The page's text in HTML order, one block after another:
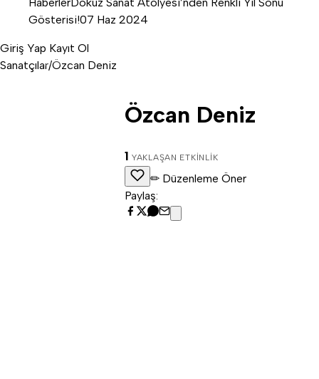
Gösterisi!07 Haz 2024
Giriş Yap Kayıt Ol
Sanatçılar/Özcan Deniz
Ö Özcan Deniz
1 YAKLAŞAN ETKINLIK
✏ Düzenleme Öner
Paylaş: